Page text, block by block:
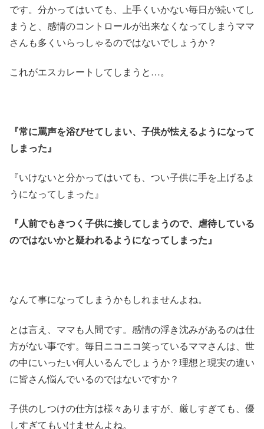
です。分かってはいても、上手くいかない毎日が続いてし
まうと、感情のコントロールが出来なくなってしまうママ
さんも多くいらっしゃるのではないでしょうか？
これがエスカレートしてしまうと…。
『常に罵声を浴びせてしまい、子供が怯えるようになって
しまった』
『いけないと分かってはいても、つい子供に手を上げるよ
うになってしまった』
『人前でもきつく子供に接してしまうので、虐待している
のではないかと疑われるようになってしまった』
なんて事になってしまうかもしれませんよね。
とは言え、ママも人間です。感情の浮き沈みがあるのは仕
方がない事です。毎日ニコニコ笑っているママさんは、世
の中にいったい何人いるんでしょうか？理想と現実の違い
に皆さん悩んでいるのではないですか？
子供のしつけの仕方は様々ありますが、厳しすぎても、優
しすぎてもいけませんよね。